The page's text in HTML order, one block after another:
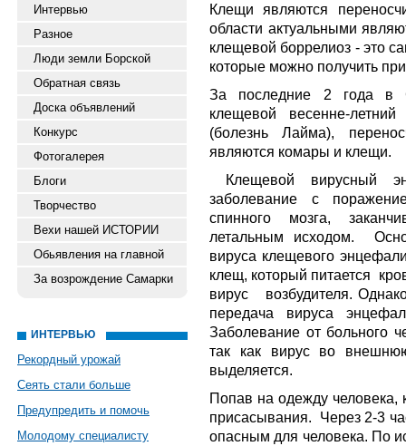
Интервью
Разное
Люди земли Борской
Обратная связь
Доска объявлений
Конкурс
Фотогалерея
Блоги
Творчество
Вехи нашей ИСТОРИИ
Обьявления на главной
За возрождение Самарки
ИНТЕРВЬЮ
Рекордный урожай
Сеять стали больше
Предупредить и помочь
Молодому специалисту
Клещи являются
области актуальными
клещевой боррелиоз - это
которые можно получить
За последние 2 года в
клещевой весенне-
(болезнь Лайма),
являются комары и клещи.
Клещевой вирусный
заболевание с
спинного мозга,
летальным исходом.
вируса клещевого
клещ, который питается
вирус возбудителя.
передача вируса
Заболевание от больного
так как вирус во
выделяется.
Попав на одежду человека,
присасывания. Через 2-3
опасным для человека. По